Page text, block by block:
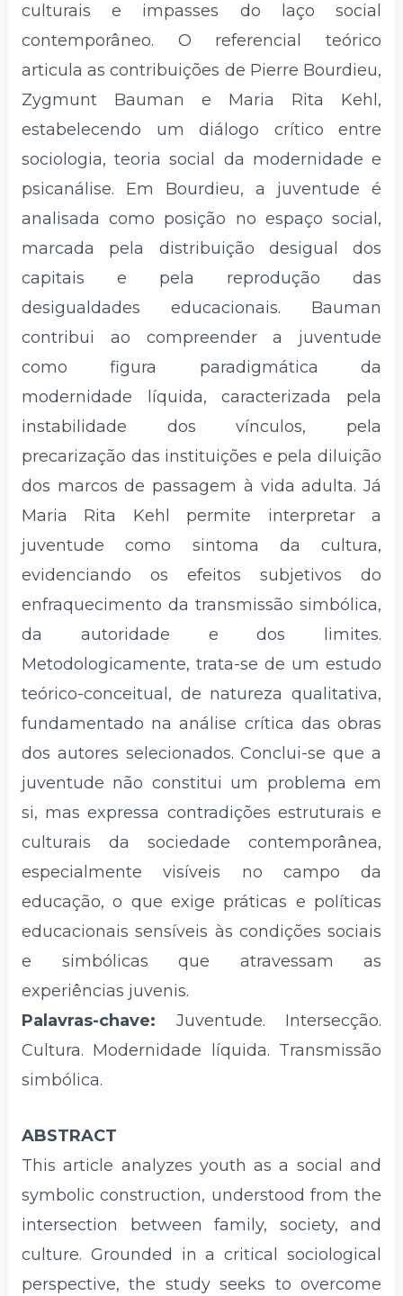
culturais e impasses do laço social
contemporâneo. O referencial teórico
articula as contribuições de Pierre Bourdieu,
Zygmunt Bauman e Maria Rita Kehl,
estabelecendo um diálogo crítico entre
sociologia, teoria social da modernidade e
psicanálise. Em Bourdieu, a juventude é
analisada como posição no espaço social,
marcada pela distribuição desigual dos
capitais e pela reprodução das
desigualdades educacionais. Bauman
contribui ao compreender a juventude
como figura paradigmática da
modernidade líquida, caracterizada pela
instabilidade dos vínculos, pela
precarização das instituições e pela diluição
dos marcos de passagem à vida adulta. Já
Maria Rita Kehl permite interpretar a
juventude como sintoma da cultura,
evidenciando os efeitos subjetivos do
enfraquecimento da transmissão simbólica,
da autoridade e dos limites.
Metodologicamente, trata-se de um estudo
teórico-conceitual, de natureza qualitativa,
fundamentado na análise crítica das obras
dos autores selecionados. Conclui-se que a
juventude não constitui um problema em
si, mas expressa contradições estruturais e
culturais da sociedade contemporânea,
especialmente visíveis no campo da
educação, o que exige práticas e políticas
educacionais sensíveis às condições sociais
e simbólicas que atravessam as
experiências juvenis.
Palavras-chave: Juventude. Intersecção.
Cultura. Modernidade líquida. Transmissão
simbólica.
ABSTRACT
This article analyzes youth as a social and
symbolic construction, understood from the
intersection between family, society, and
culture. Grounded in a critical sociological
perspective, the study seeks to overcome